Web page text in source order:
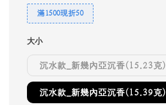
滿1500現折50
大小
沉水款_新幾內亞沉香(15.23克)
沉水款_新幾內亞沉香(15.39克)